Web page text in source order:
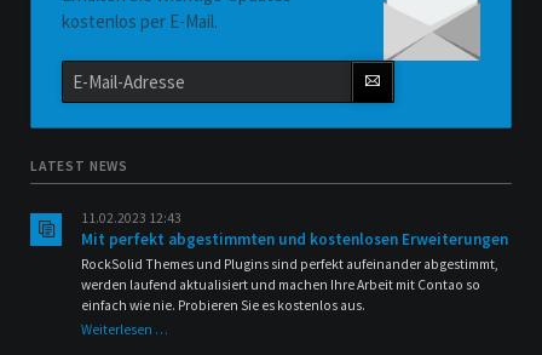
kostenlos per E-Mail.
E-
Mail-
Adresse
LATEST NEWS
11.02.2023 12:43
Mit perfekt abgestimmten und kostenlosen Erweiterungen
RockSolid Themes und Plugins sind perfekt aufeinander abgestimmt,
werden laufend aktualisiert und machen Ihre Arbeit mit Contao so
einfach wie nie. Probieren Sie es kostenlos aus.
Weiterlesen …Mit